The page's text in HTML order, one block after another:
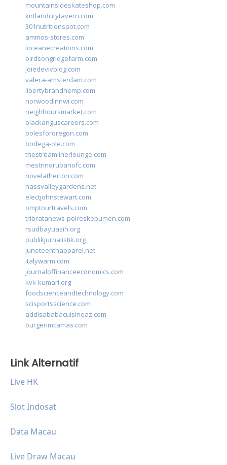
mountainsideskateshop.com
kirtlandcitytavern.com
301nutritionspot.com
ammos-stores.com
loceanecreations.com
birdsongridgefarm.com
joiedevivblog.com
valera-amsterdam.com
libertybrandhemp.com
norwoodinnwi.com
neighboursmarket.com
blackanguscareers.com
bolesfororegon.com
bodega-ole.com
thestreamlinerlounge.com
mestrinorubanofc.com
novelatherton.com
nassvalleygardens.net
electjohnstewart.com
omptourtravels.com
tribratanews-polreskebumen.com
rsudbayuasih.org
publikjurnalistik.org
juneteenthapparel.net
italywarm.com
journaloffinanceeconomics.com
kvk-kumari.org
foodscienceandtechnology.com
scisportsscience.com
addisababacuisineaz.com
burgerimcamas.com
Link Alternatif
Live HK
Slot Indosat
Data Macau
Live Draw Macau